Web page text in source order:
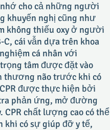
cho cả những người
khuyến nghị cũng như
không thiếu oxy ở người
cái vẫn dựa trên khoa
cá nhân với
tâm được đặt vào
thương não trước khi có
được thực hiện bởi
phản ứng, mở đường
chất lượng cao có thể
khi có sự giúp đỡ y tế,